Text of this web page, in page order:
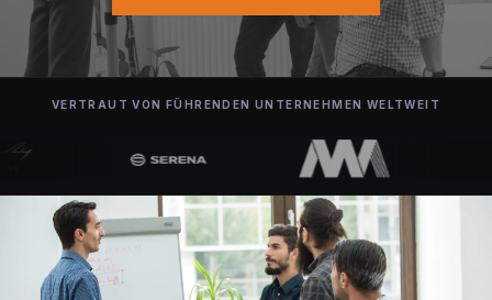
VERTRAUT VON FÜHRENDEN UNTERNEHMEN WELTWEIT